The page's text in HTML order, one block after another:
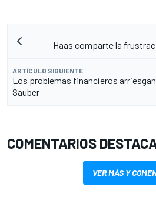
Haas comparte la
ARTÍCULO SIGUIENTE
Los problemas financieros
Sauber
COMENTARIOS
VER MÁS Y